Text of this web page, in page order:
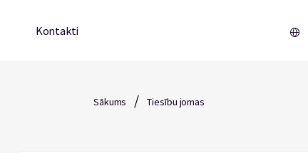
Kontakti
Sākums / Tiesību jomas